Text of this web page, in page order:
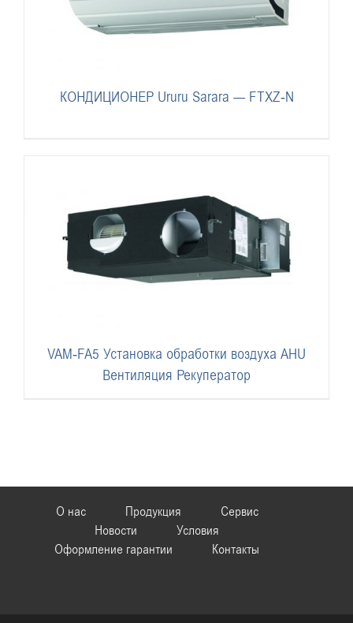
КОНДИЦИОНЕР Ururu Sarara — FTXZ-N
VAM-FA5 Установка обработки воздуха AHU
Вентиляция Рекуператор
О нас Продукция
Сервис
Новости
Условия
Оформление гарантии
Контакты